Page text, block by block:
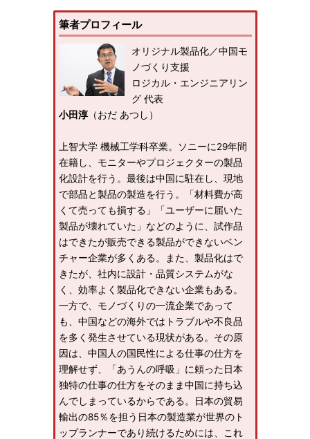
筆者プロフィール
オリジナル製品化／中国モ
ノづくり支援
ロジカル・エンジニアリン
グ 代表
小田淳（おだ あつし）
上智大学 機械工学科卒業。ソニーに29年間
在籍し、モニターやプロジェクターの製品
化設計を行う。最後は中国に駐在し、現地
で部品と製品の製造を行う。「材料費が高
くて売っても損する」「ユーザーに届いた
製品が壊れていた」などのように、試作品
はできたが販売できる製品ができないベン
チャー企業が多くある。また、製品化はで
きたが、社内に設計・品質システムがな
く、効率よく製品化できない企業もある。
一方で、モノづくりの一流企業であって
も、中国などの海外ではトラブルや不良品
を多く発生させている現状がある。その原
因は、中国人の国民性による仕事の仕方を
理解せず、「あうんの呼吸」に頼った日本
独特の仕事の仕方をそのまま中国に持ち込
んでしまっているからである。日本の貿易
輸出の85％を担う日本の製造業が世界のト
ップランナーであり続けるためには、これ